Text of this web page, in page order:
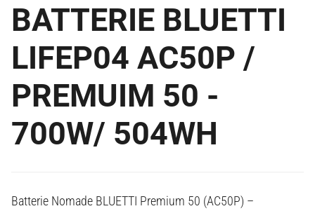
BATTERIE BLUETTI
LIFEP04 AC50P /
PREMUIM 50 -
700W/ 504WH
Batterie Nomade BLUETTI Premium 50 (AC50P) –